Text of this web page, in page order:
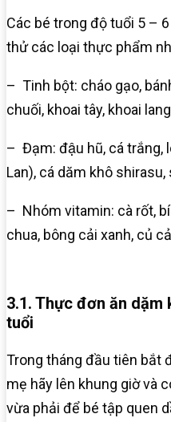
Các bé trong độ tuổi 5 –
thử các loại thực phẩm
– Tinh bột: cháo gạo,
chuối, khoai tây, khoai
– Đạm: đậu hũ, cá trắng,
Lan), cá dăm khô
– Nhóm vitamin: cà rốt,
chua, bông cải xanh, củ
3.1. Thực đơn ăn
tuổi
Trong tháng đầu tiên bắt
mẹ hãy lên khung giờ và
vừa phải để bé tập quen